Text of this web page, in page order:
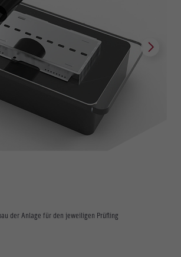
der Anlage für den jeweiligen Prüfling